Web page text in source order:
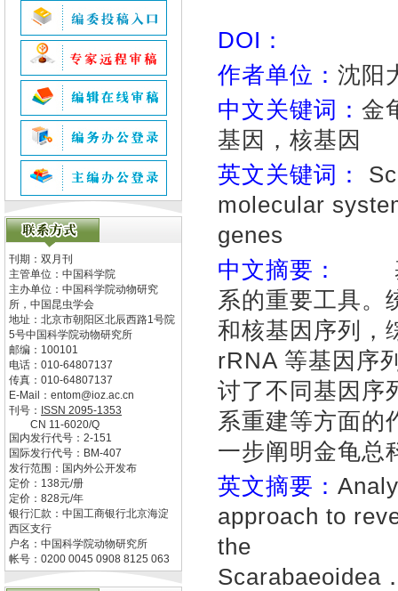
刊期：双月刊
主管单位： 中国科学院
主办单位： 中国科学院动物研究
所，中国昆虫学会
地址： 北京市朝阳区北辰西路1号院
5号中国科学院动物研究所
邮编： 100101
电话： 010-64807137
传真： 010-64807137
E-Mail： entom@ioz.ac.cn
刊号： ISSN 2095-1353
CN 11-6020/Q
国内发行代号： 2-151
国际发行代号： BM-407
发行范围：国内外公开发布
定价： 138元/册
定价： 828元/年
银行汇款：中国工商银行北京海淀
西区支行
户名：中国科学院动物研究所
帐号：0200 0045 0908 8125 063
DOI：
作者单位： 沈阳
中文关键词： 金
基因，核基因
英文关键词：
molecular
genes
中文摘要：
基
系的重要工具。
和核基因序列，
rRNA 等基因序
讨了不同基因序
系重建等方面的
一步阐明金龟总
英文摘要：
approach to
the
Scarabaeoidea